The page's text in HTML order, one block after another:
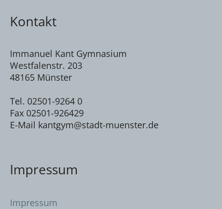
Kontakt
Immanuel Kant Gymnasium
Westfalenstr. 203
48165 Münster
Tel. 02501-9264 0
Fax 02501-926429
E-Mail kantgym@stadt-muenster.de
Impressum
Impressum